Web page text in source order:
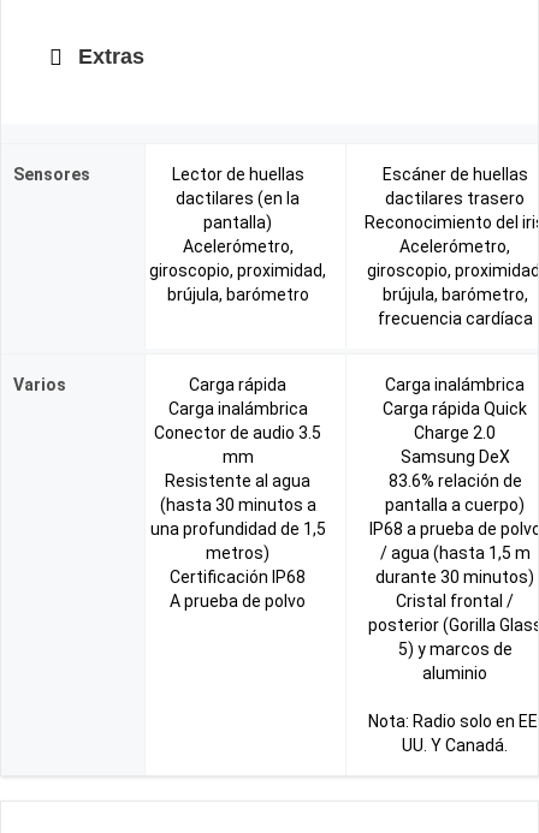
Extras
Sensores
Lector de huellas
dactilares (en la
pantalla)
Acelerómetro,
giroscopio, proximidad,
brújula, barómetro
Escáner de huellas
dactilares trasero
Reconocimiento del
Acelerómetro,
giroscopio,
brújula, barómetro,
frecuencia cardíaca
Varios
Carga rápida
Carga inalámbrica
Conector de audio 3.5
mm
Resistente al agua
(hasta 30 minutos a
una profundidad de 1,5
metros)
Certificación IP68
A prueba de polvo
Carga inalámbrica
Carga rápida Quick
Charge 2.0
Samsung DeX
83.6% relación de
pantalla a cuerpo)
IP68 a prueba de
/ agua (hasta 1,5 m
durante 30 minutos)
Cristal frontal /
posterior (Gorilla
5) y marcos de
aluminio
Nota: Radio solo en
UU. Y Canadá.